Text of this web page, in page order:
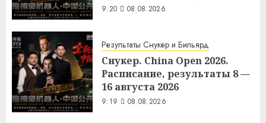
9:20 08.08.2026
Результаты Снукер и Бильярд
Снукер. China Open 2026.
Расписание, результаты 8 —
16 августа 2026
9:19 08.08.2026